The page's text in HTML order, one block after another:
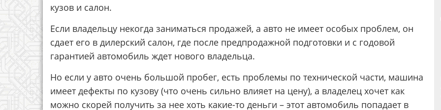
кузов и салон.
Если владельцу некогда заниматься продажей, а авто не имеет особых проблем, он
сдает его в дилерский салон, где после предпродажной подготовки и с годовой
гарантией автомобиль ждет нового владельца.
Но если у авто очень большой пробег, есть проблемы по технической части, машина
имеет дефекты по кузову (что очень сильно влияет на цену), а владелец хочет как
можно скорей получить за нее хоть какие-то деньги – этот автомобиль попадает в